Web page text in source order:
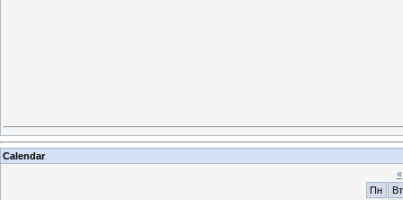
Calendar
«
Пн
Вт